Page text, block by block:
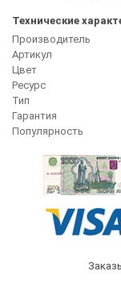
Технические
Производитель
Артикул
Цвет
Ресурс
Тип
Гарантия
Популярность